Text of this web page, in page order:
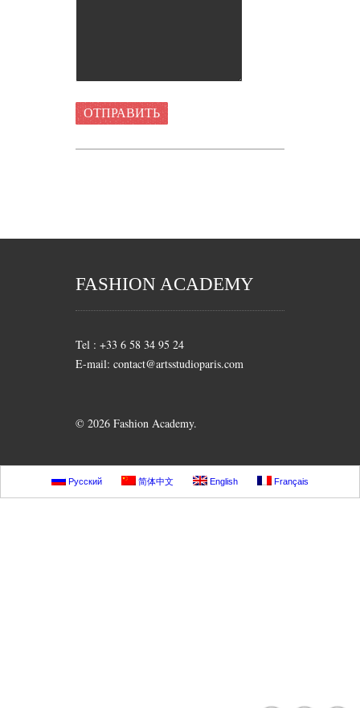
FASHION ACADEMY
Tel : +33 6 58 34 95 24
E-mail: contact@artsstudioparis.com
© 2026 Fashion Academy.
Русский 简体中文 English Français